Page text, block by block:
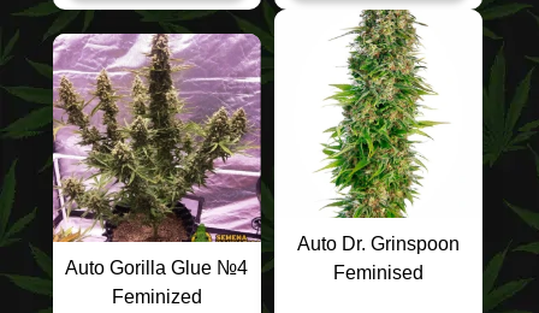
Auto Gorilla Glue №4
Feminized
Auto Dr. Grinspoon
Feminised